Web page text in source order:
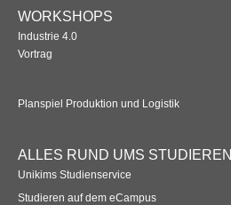
WORKSHOPS
Industrie 4.0
Vortrag
Planspiel Produktion und Logistik
ALLES RUND UMS STUDIEREN
Unikims Studienservice
Studieren auf dem eCampus